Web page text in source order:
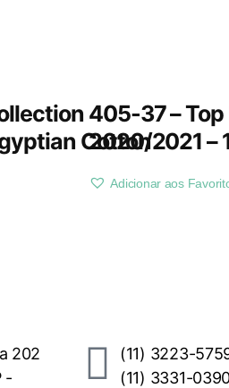
Cotton
405-37 –
2020/2021 –
Adicionar aos
202
-
(11) 3223-
(11) 3331-